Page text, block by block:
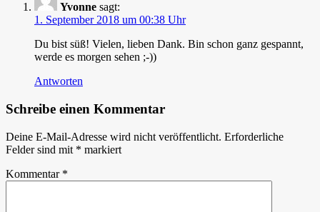
Yvonne sagt:
1. September 2018 um 00:38 Uhr
Du bist süß! Vielen, lieben Dank. Bin schon ganz gespannt,
werde es morgen sehen ;-))
Antworten
Schreibe einen Kommentar
Deine E-Mail-Adresse wird nicht veröffentlicht. Erforderliche
Felder sind mit * markiert
Kommentar *